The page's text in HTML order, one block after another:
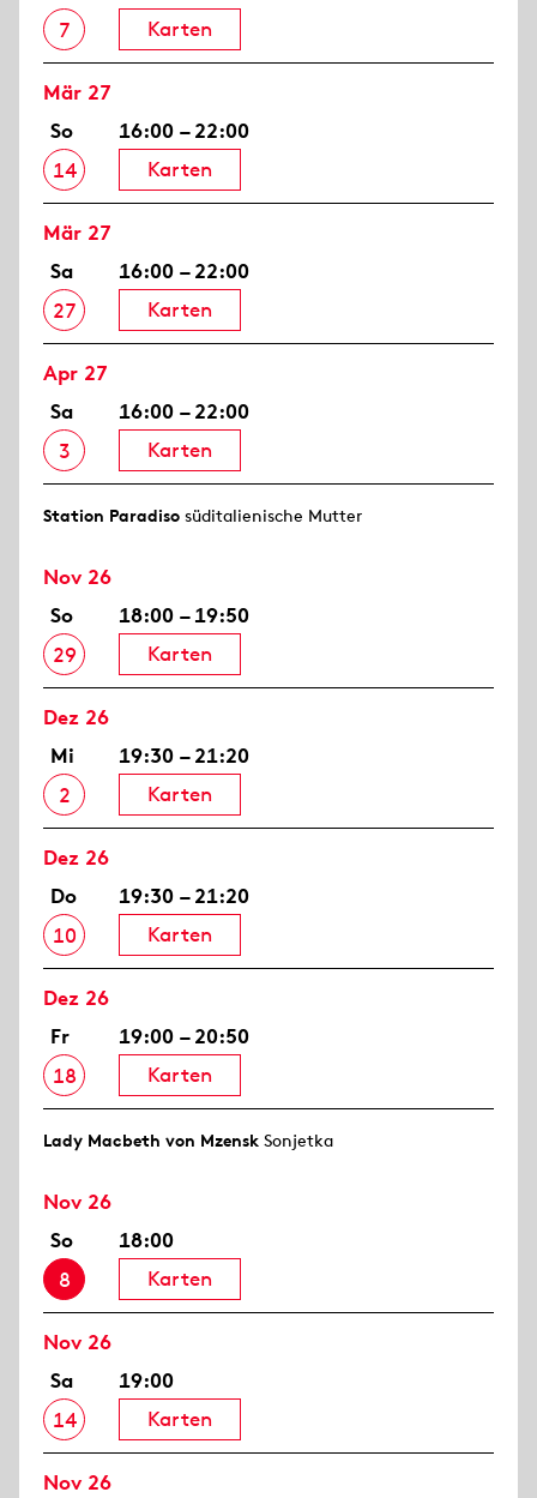
7
Karten
Mär 27
So
14
16:00 – 22:00
Karten
Mär 27
Sa
27
16:00 – 22:00
Karten
Apr 27
Sa
3
16:00 – 22:00
Karten
Station Paradiso süditalienische Mutter
Nov 26
So
29
18:00 – 19:50
Karten
Dez 26
Mi
2
19:30 – 21:20
Karten
Dez 26
Do
10
19:30 – 21:20
Karten
Dez 26
Fr
18
19:00 – 20:50
Karten
Lady Macbeth von Mzensk Sonjetka
Nov 26
So
8
18:00
Karten
Nov 26
Sa
14
19:00
Karten
Nov 26